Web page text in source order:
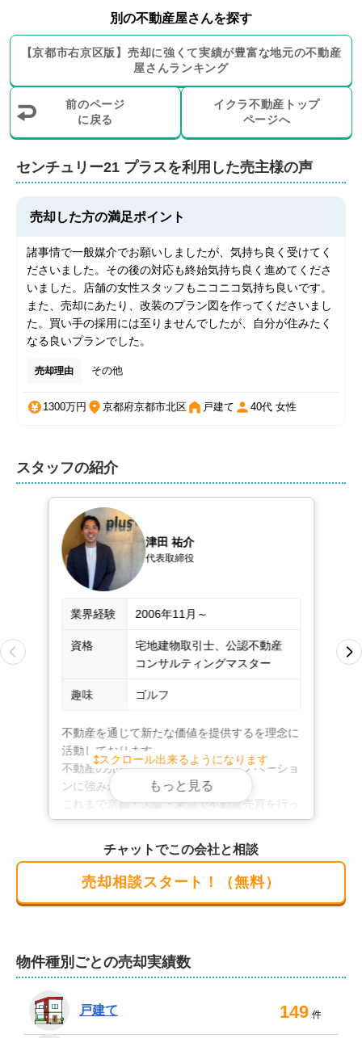
別の不動産屋さんを探す
【京都市右京区版】 売却に強くて実績が豊富な地元の不動産
屋さんランキング
前のページ
に戻る
イクラ不動産トップ
ページへ
多くの経験があるからこそ出来る、創造力と行動力を活
かして、お客様の不動産売却を全力でお手伝い致しま
す。
弊社では、ポータルサイトと呼ばれるSUUMO・LIFULL
HOME'S・アットホーム・yahoo等のサイトへの掲載
と、ＣＥＮＴＵＲＹ21ネットワーク内での情報共有・自
社サイトへの掲載・新聞折込広告・ポスティングスタッ
フによる、周辺地域へのポスティングを行います。
程度行いますが、弊社では、近年若年層がネット検索か
タグラム・フェイスブック・ＬＩＮＥ等のＳＮＳ媒体も
利用した広告を行って参ります。
センチュリー21 プラスを利用した売主様の声
売却した方の満足ポイント
諸事情で一般媒介でお願いしましたが、気持ち良く受けてく
ださいました。その後の対応も終始気持ち良く進めてくださ
いました。店舗の女性スタッフもニコニコ気持ち良いです。
また、売却にあたり、改装のプラン図を作ってくださいまし
た。買い手の採用には至りませんでしたが、自分が住みたく
なる良いプランでした。
売却理由 その他
1300万円 京都府京都市北区 戸建て 40代 女性
スタッフの紹介
津田 祐介
代表取締役
業界経験 2006年11月～
資格
宅地建物取引士、公認不動産
コンサルティングマスター
趣味 ゴルフ
不動産を通じて新たな価値を提供するを理念に
活動しております。
不動産の売買や有効活用・建築・リノベーショ
ンに強みがあります。
これまで京都・大阪・東京で不動産売買を行っ
た経験があり様々なご提案が出来ると思います
のでぜひお気軽にご相談ください。
お客様おひとりおひとりに合ったご提案を致し
ます。
ご相談を心よりお待ち致しております。
スクロール出来るようになります
もっと見る
チャットでこの会社と相談
売却相談スタート！（無料）
物件種別ごとの売却実績数
戸建て 149 件